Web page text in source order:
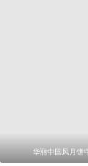
华丽中国风月饼